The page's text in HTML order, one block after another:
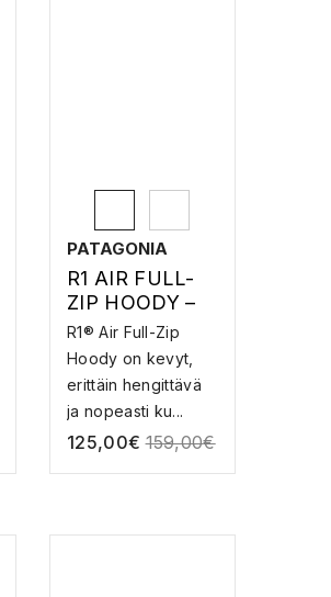
PATAGONIA
R1 AIR FULL-
ZIP HOODY –
FLEECE
R1® Air Full-Zip
Hoody on kevyt,
erittäin hengittävä
ja nopeasti ku...
125,00€ 159,00€